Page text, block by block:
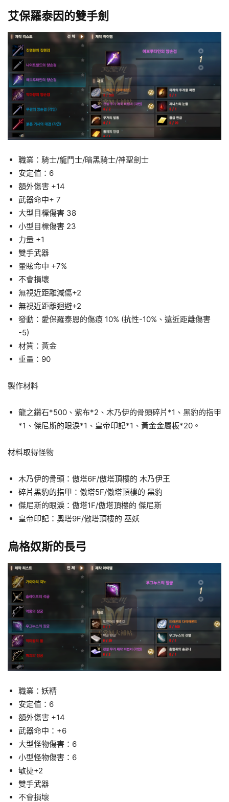
艾保羅泰因的雙手劍
職業：騎士/龍鬥士/暗黑騎士/神聖劍士
安定值：6
額外傷害 +14
武器命中+ 7
大型目標傷害 38
小型目標傷害 23
力量 +1
雙手武器
暈眩命中 +7%
不會損壞
無視近距離減傷+2
無視近距離迴避+2
發動：愛保羅泰恩的傷痕 10% (抗性-10%、遠近距離傷害
-5)
材質：黃金
重量：90
製作材料
龍之鑽石*500、紫布*2、木乃伊的骨頭碎片*1、黑豹的指甲
*1、傑尼斯的眼淚*1、皇帝印記*1、黃金金屬板*20。
材料取得怪物
木乃伊的骨頭：傲塔6F/傲塔頂樓的 木乃伊王
碎片黑豹的指甲：傲塔5F/傲塔頂樓的 黑豹
傑尼斯的眼淚：傲塔1F/傲塔頂樓的 傑尼斯
皇帝印記：奧塔9F/傲塔頂樓的 巫妖
烏格奴斯的長弓
職業：妖精
安定值：6
額外傷害 +14
武器命中：+6
大型怪物傷害：6
小型怪物傷害：6
敏捷+2
雙手武器
不會損壞